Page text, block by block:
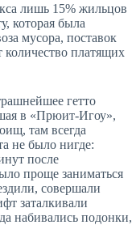
лишь 15% жильцов
которая была
мусора, поставок
количество платящих
гетто
в «Прюит-Игоу»,
там всегда
не было нигде:
после
проще заниматься
совершали
заталкивали
набивались подонки,